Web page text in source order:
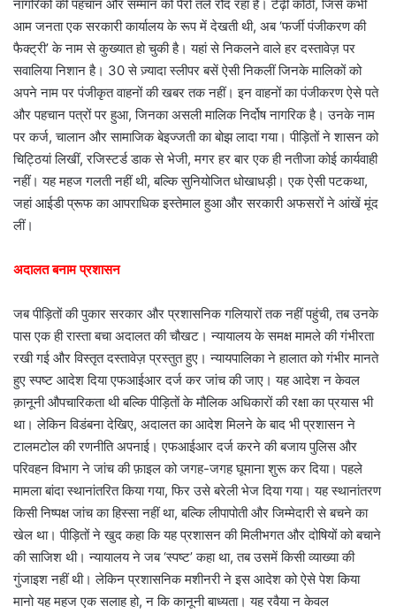
नागरिकों की पहचान और सम्मान को पैरों तले रौंद रहा है। टेढ़ी कोठी, जिसे कभी
आम जनता एक सरकारी कार्यालय के रूप में देखती थी, अब ‘फर्जी पंजीकरण की
फैक्ट्री’ के नाम से कुख्यात हो चुकी है। यहां से निकलने वाले हर दस्तावेज़ पर
सवालिया निशान है। 30 से ज़्यादा स्लीपर बसें ऐसी निकलीं जिनके मालिकों को
अपने नाम पर पंजीकृत वाहनों की खबर तक नहीं। इन वाहनों का पंजीकरण ऐसे पते
और पहचान पत्रों पर हुआ, जिनका असली मालिक निर्दोष नागरिक है। उनके नाम
पर कर्ज, चालान और सामाजिक बेइज्जती का बोझ लादा गया। पीड़ितों ने शासन को
चिट्ठियां लिखीं, रजिस्टर्ड डाक से भेजी, मगर हर बार एक ही नतीजा कोई कार्यवाही
नहीं। यह महज गलती नहीं थी, बल्कि सुनियोजित धोखाधड़ी। एक ऐसी पटकथा,
जहां आईडी प्रूफ का आपराधिक इस्तेमाल हुआ और सरकारी अफसरों ने आंखें मूंद
लीं।
अदालत बनाम प्रशासन
जब पीड़ितों की पुकार सरकार और प्रशासनिक गलियारों तक नहीं पहुंची, तब उनके
पास एक ही रास्ता बचा अदालत की चौखट। न्यायालय के समक्ष मामले की गंभीरता
रखी गई और विस्तृत दस्तावेज़ प्रस्तुत हुए। न्यायपालिका ने हालात को गंभीर मानते
हुए स्पष्ट आदेश दिया एफआईआर दर्ज कर जांच की जाए। यह आदेश न केवल
क़ानूनी औपचारिकता थी बल्कि पीड़ितों के मौलिक अधिकारों की रक्षा का प्रयास भी
था। लेकिन विडंबना देखिए, अदालत का आदेश मिलने के बाद भी प्रशासन ने
टालमटोल की रणनीति अपनाई। एफआईआर दर्ज करने की बजाय पुलिस और
परिवहन विभाग ने जांच की फ़ाइल को जगह-जगह घूमाना शुरू कर दिया। पहले
मामला बांदा स्थानांतरित किया गया, फिर उसे बरेली भेज दिया गया। यह स्थानांतरण
किसी निष्पक्ष जांच का हिस्सा नहीं था, बल्कि लीपापोती और जिम्मेदारी से बचने का
खेल था। पीड़ितों ने खुद कहा कि यह प्रशासन की मिलीभगत और दोषियों को बचाने
की साजिश थी। न्यायालय ने जब ‘स्पष्ट’ कहा था, तब उसमें किसी व्याख्या की
गुंजाइश नहीं थी। लेकिन प्रशासनिक मशीनरी ने इस आदेश को ऐसे पेश किया
मानो यह महज एक सलाह हो, न कि कानूनी बाध्यता। यह रवैया न केवल